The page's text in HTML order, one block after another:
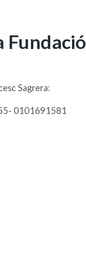
Fundació
Sagrera:
0101691581